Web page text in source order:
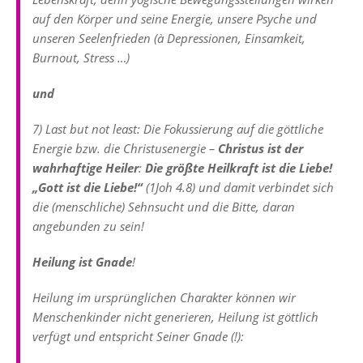
auf den Körper und seine Energie, unsere Psyche und
unseren Seelenfrieden (à Depressionen, Einsamkeit,
Burnout, Stress …)
und
7) Last but not least: Die Fokussierung auf die göttliche
Energie bzw. die Christusenergie – Christus ist der
wahrhaftige Heiler: Die größte Heilkraft ist die Liebe!
„Gott ist die Liebe!“(1Joh 4.8) und damit verbindet sich
die (menschliche) Sehnsucht und die Bitte, daran
angebunden zu sein!
Heilung ist Gnade!
Heilung im ursprünglichen Charakter können wir
Menschenkinder nicht generieren, Heilung ist göttlich
verfügt und entspricht Seiner Gnade (!):